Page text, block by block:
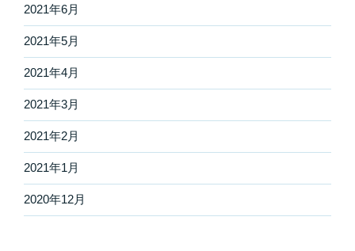
2021年6月
2021年5月
2021年4月
2021年3月
2021年2月
2021年1月
2020年12月